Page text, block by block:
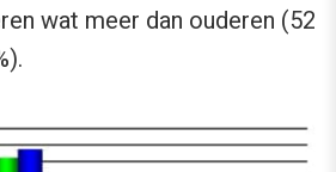
wat meer dan ouderen (52